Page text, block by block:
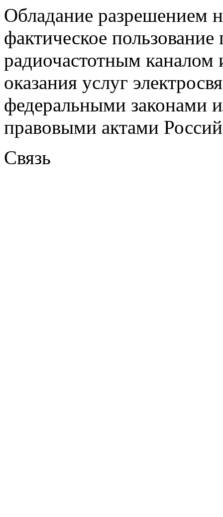
Обладание разрешением
фактическое
радиочастотным каналом
оказания услуг
федеральными законами
правовыми актами
Связь